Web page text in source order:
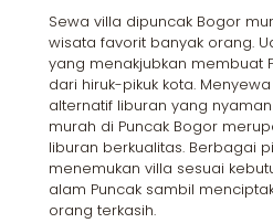
Sewa villa dipuncak Bogor
wisata favorit banyak orang.
yang menakjubkan membuat
dari hiruk-pikuk kota.
alternatif liburan yang
murah di Puncak Bogor
liburan berkualitas. Berbagai
menemukan villa sesuai
alam Puncak sambil
orang terkasih.